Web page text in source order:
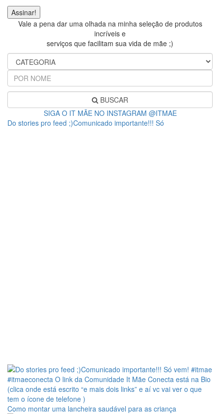
Vale a pena dar uma olhada na minha seleção de produtos
incríveis e
serviços que facilitam sua vida de mãe ;)
BUSCAR
SIGA O IT MÃE NO INSTAGRAM @ITMAE
Do stories pro feed ;)Comunicado importante!!! Só
Como montar uma lancheira saudável para as criança